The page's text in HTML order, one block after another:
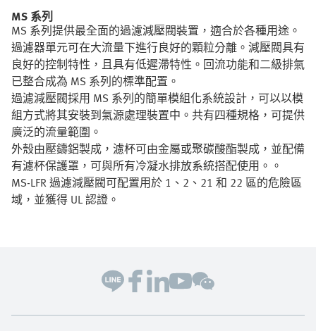
MS 系列
MS 系列提供最全面的過濾減壓閥裝置，適合於各種用途。
過濾器單元可在大流量下進行良好的顆粒分離。減壓閥具有
良好的控制特性，且具有低遲滯特性。回流功能和二級排氣
已整合成為 MS 系列的標準配置。
過濾減壓閥採用 MS 系列的簡單模組化系統設計，可以以模
組方式將其安裝到氣源處理裝置中。共有四種規格，可提供
廣泛的流量範圍。
外殼由壓鑄鋁製成，濾杯可由金屬或聚碳酸酯製成，並配備
有濾杯保護罩，可與所有冷凝水排放系統搭配使用。。
MS-LFR 過濾減壓閥可配置用於 1、2、21 和 22 區的危險區
域，並獲得 UL 認證。